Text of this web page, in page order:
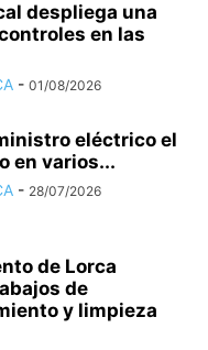
despliega una
en las
- 01/08/2026
eléctrico el
en varios...
- 28/07/2026
de Lorca
de
y limpieza